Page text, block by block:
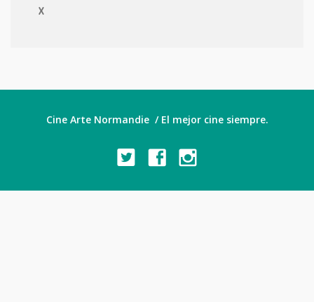
X
Cine Arte Normandie / El mejor cine siempre.